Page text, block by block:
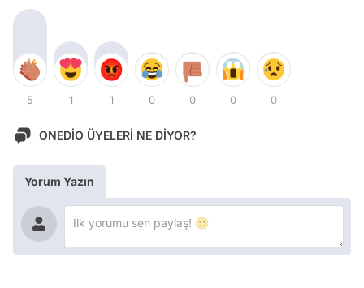
5 1 1 0 0 0 0
ONEDİO ÜYELERİ NE DİYOR?
Yorum Yazın